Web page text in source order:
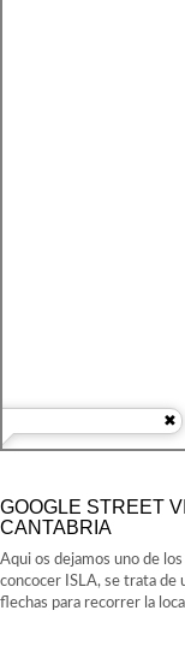
GOOGLE STREET
CANTABRIA
Aqui os dejamos uno de
concocer ISLA, se trata de
flechas para recorrer la